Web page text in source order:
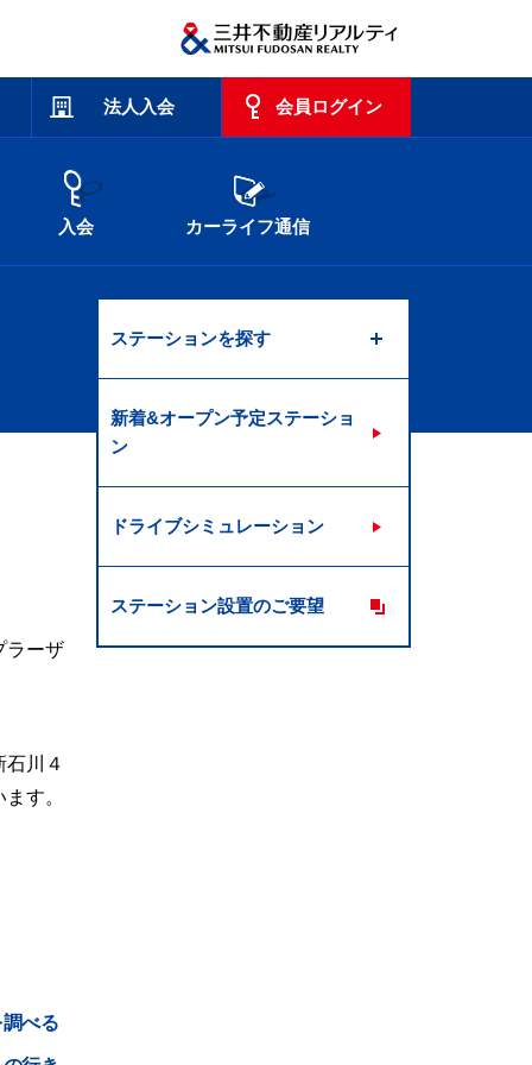
法人入会 会員ログイン
入会 カーライフ通信
ラーザ
石川４
す。
べる
ステーションを探す
新着&オープン予定ステーショ
ン
ドライブシミュレーション
ステーション設置のご要望